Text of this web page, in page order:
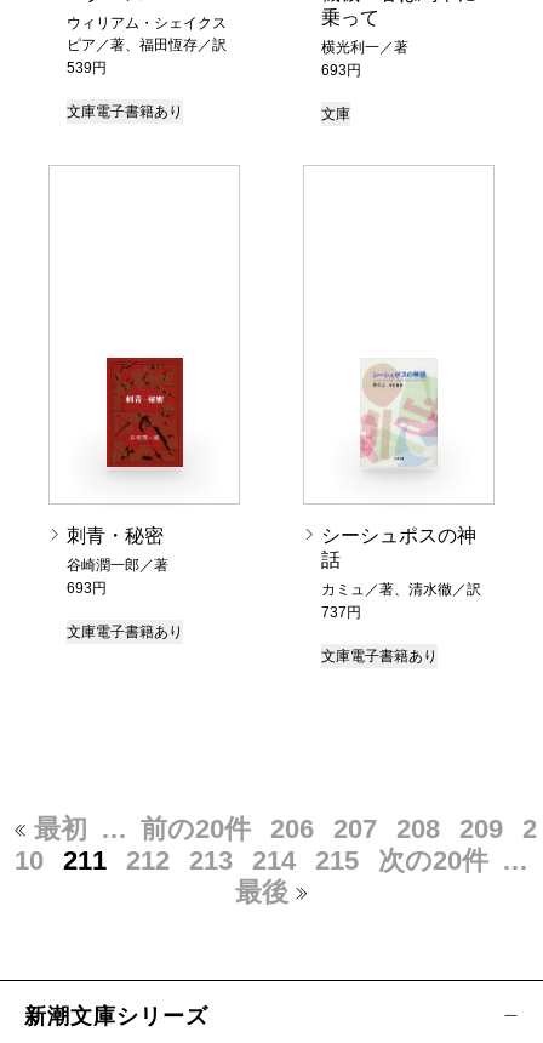
ウィリアム・シェイクス
ピア／著、福田恆存／訳
539円
文庫電子書籍あり
乗って
横光利一／著
693円
文庫
刺青・秘密
谷崎潤一郎／著
693円
文庫電子書籍あり
シーシュポスの神
話
カミュ／著、清水徹／訳
737円
文庫電子書籍あり
最初 … 前の20件 206 207 208 209
2
10
211 212 213 214 215 次の20件 …
最後
新潮文庫シリーズ